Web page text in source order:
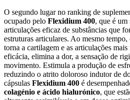
O segundo lugar no ranking de
ocupado pelo Flexidium 400, que é um
articulações eficaz de substâncias que
estruturas articulares. Ao mesmo tempo,
torna a cartilagem e as articulações mais
eficácia, elimina a dor, a sensação de
movimento. Estimula a produção de
reduzindo o atrito doloroso indutor de
cápsulas Flexidium 400 é
colagénio e ácido hialurónico, que